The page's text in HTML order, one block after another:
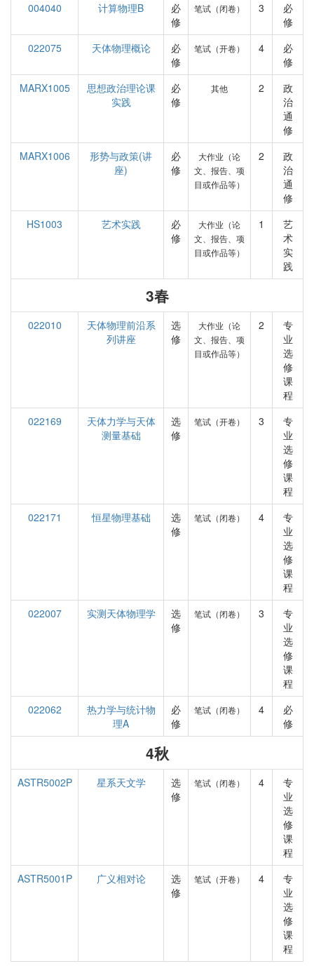
004040
计算物理B
必
修
笔试（闭卷） 3
必
修
022075
天体物理概论
必
修
笔试（开卷） 4
必
修
MARX1005
思想政治理论课
实践
必
修
其他 2
政
治
通
修
MARX1006
形势与政策(讲
座)
必
修
大作业（论
文、报告、项
目或作品等）
2
政
治
通
修
HS1003
艺术实践
必
修
大作业（论
文、报告、项
目或作品等）
1
艺
术
实
践
3春
022010
天体物理前沿系
列讲座
选
修
大作业（论
文、报告、项
目或作品等）
2
专
业
选
修
课
程
022169
天体力学与天体
测量基础
选
修
笔试（开卷） 3
专
业
选
修
课
程
022171
恒星物理基础
选
修
笔试（闭卷） 4
专
业
选
修
课
程
022007
实测天体物理学
选
修
笔试（闭卷） 3
专
业
选
修
课
程
022062
热力学与统计物
理A
必
修
笔试（闭卷） 4
必
修
4秋
ASTR5002P 星系天文学
选
修
笔试（闭卷） 4
专
业
选
修
课
程
ASTR5001P
广义相对论
选
修
笔试（开卷） 4
专
业
选
修
课
程